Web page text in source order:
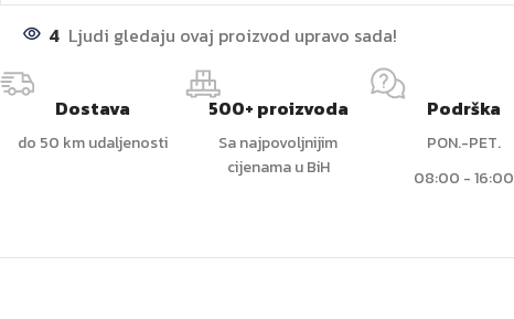
4 Ljudi gledaju ovaj proizvod upravo sada!
Dostava
do 50 km udaljenosti
500+ proizvoda
Sa najpovoljnijim
cijenama u BiH
Podrška
PON.-PET.
08:00 - 16:00